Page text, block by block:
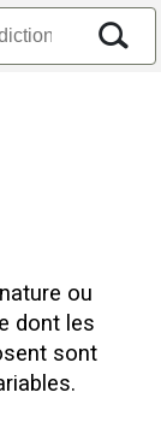
ou
dont les
sont